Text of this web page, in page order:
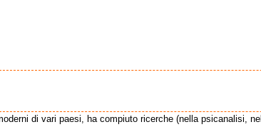
di vari paesi, ha compiuto ricerche (nella psicanalisi,